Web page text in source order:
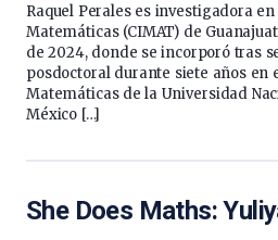
Raquel Perales es investigadora
Matemáticas (CIMAT) de
de 2024, donde se incorporó tras
posdoctoral durante siete años en
Matemáticas de la Universidad
México […]
She Does Maths: